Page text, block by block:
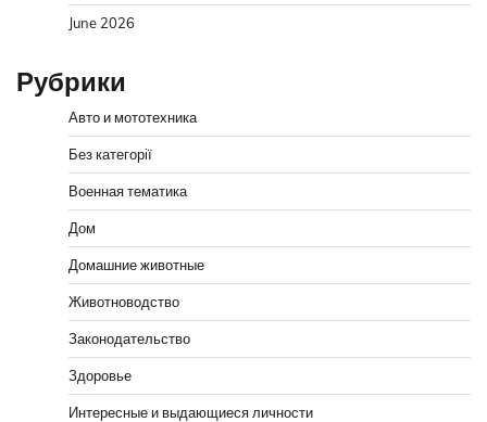
June 2026
Рубрики
Авто и мототехника
Без категорії
Военная тематика
Дом
Домашние животные
Животноводство
Законодательство
Здоровье
Интересные и выдающиеся личности